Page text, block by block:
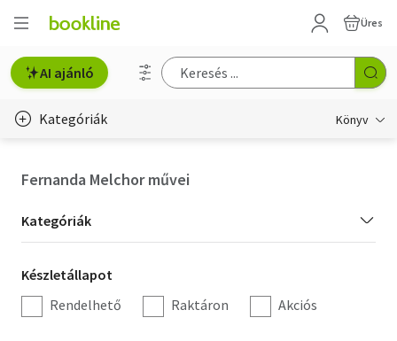
Üres
AI ajánló
Kategóriák Könyv
Hobbi, szabadidő
Irodalom
Fernanda Melchor művei
Kategória
szűrés
Kategóriák
Készletállapot
szűrés
Készletállapot
Rendelhető
Raktáron Akciós